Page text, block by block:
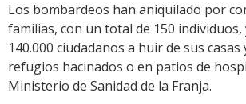
Los bombardeos han aniquilado por
familias, con un total de 150
140.000 ciudadanos a huir de sus
refugios hacinados o en patios de
Ministerio de Sanidad de la Franja.